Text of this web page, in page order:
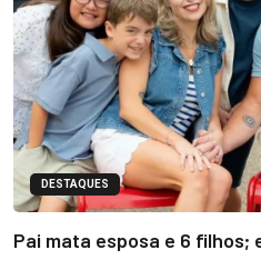
DESTAQUES
Pai mata esposa e 6